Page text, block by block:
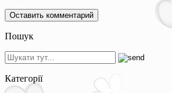
Пошук
Категорії